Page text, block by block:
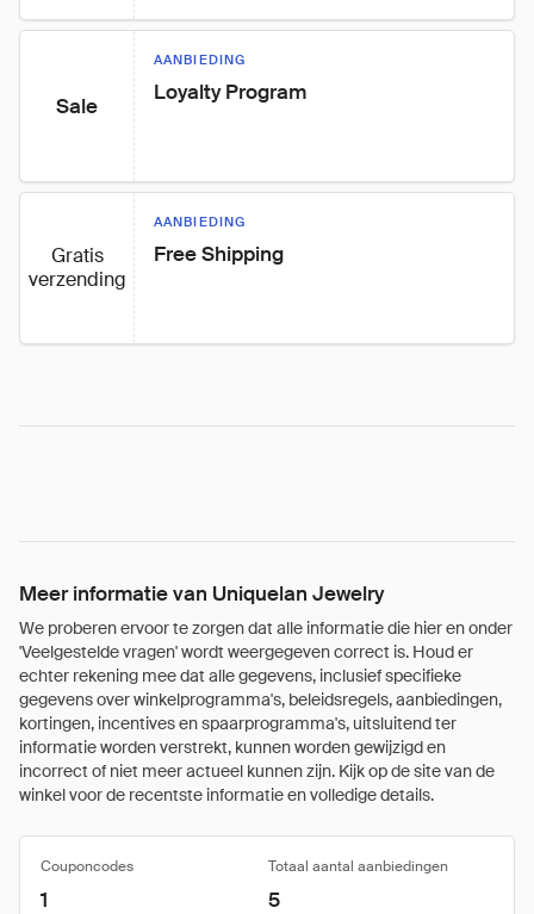
Sale
AANBIEDING
Loyalty Program
Gratis
verzending
AANBIEDING
Free Shipping
Meer informatie van Uniquelan Jewelry
We proberen ervoor te zorgen dat alle informatie die hier en onder
'Veelgestelde vragen' wordt weergegeven correct is. Houd er
echter rekening mee dat alle gegevens, inclusief specifieke
gegevens over winkelprogramma's, beleidsregels, aanbiedingen,
kortingen, incentives en spaarprogramma's, uitsluitend ter
informatie worden verstrekt, kunnen worden gewijzigd en
incorrect of niet meer actueel kunnen zijn. Kijk op de site van de
winkel voor de recentste informatie en volledige details.
Couponcodes Totaal aantal aanbiedingen
1 5